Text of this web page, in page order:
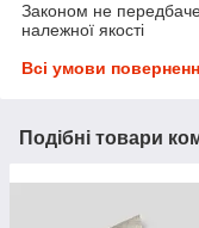
Законом не
належної якості
Всі умови
Подібні товари